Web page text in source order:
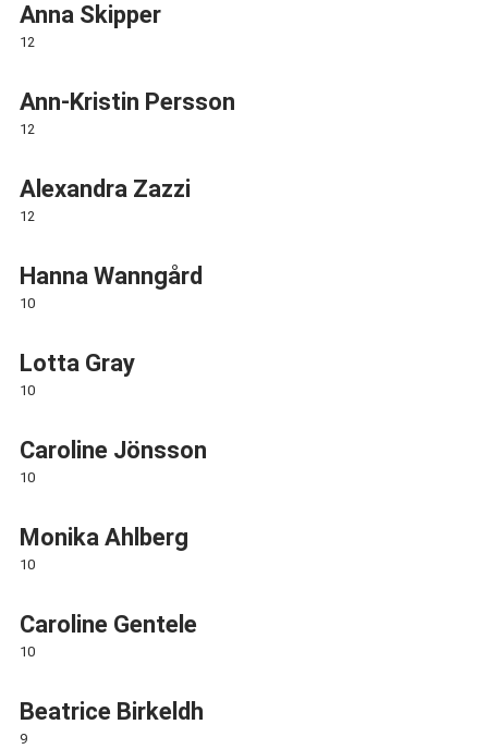
Anna Skipper
12
Ann-Kristin Persson
12
Alexandra Zazzi
12
Hanna Wanngård
10
Lotta Gray
10
Caroline Jönsson
10
Monika Ahlberg
10
Caroline Gentele
10
Beatrice Birkeldh
9